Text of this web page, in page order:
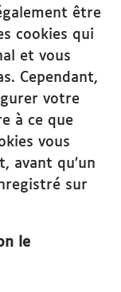
être
cookies qui
et vous
Cependant,
votre
à ce que
vous
avant qu’un
sur
le